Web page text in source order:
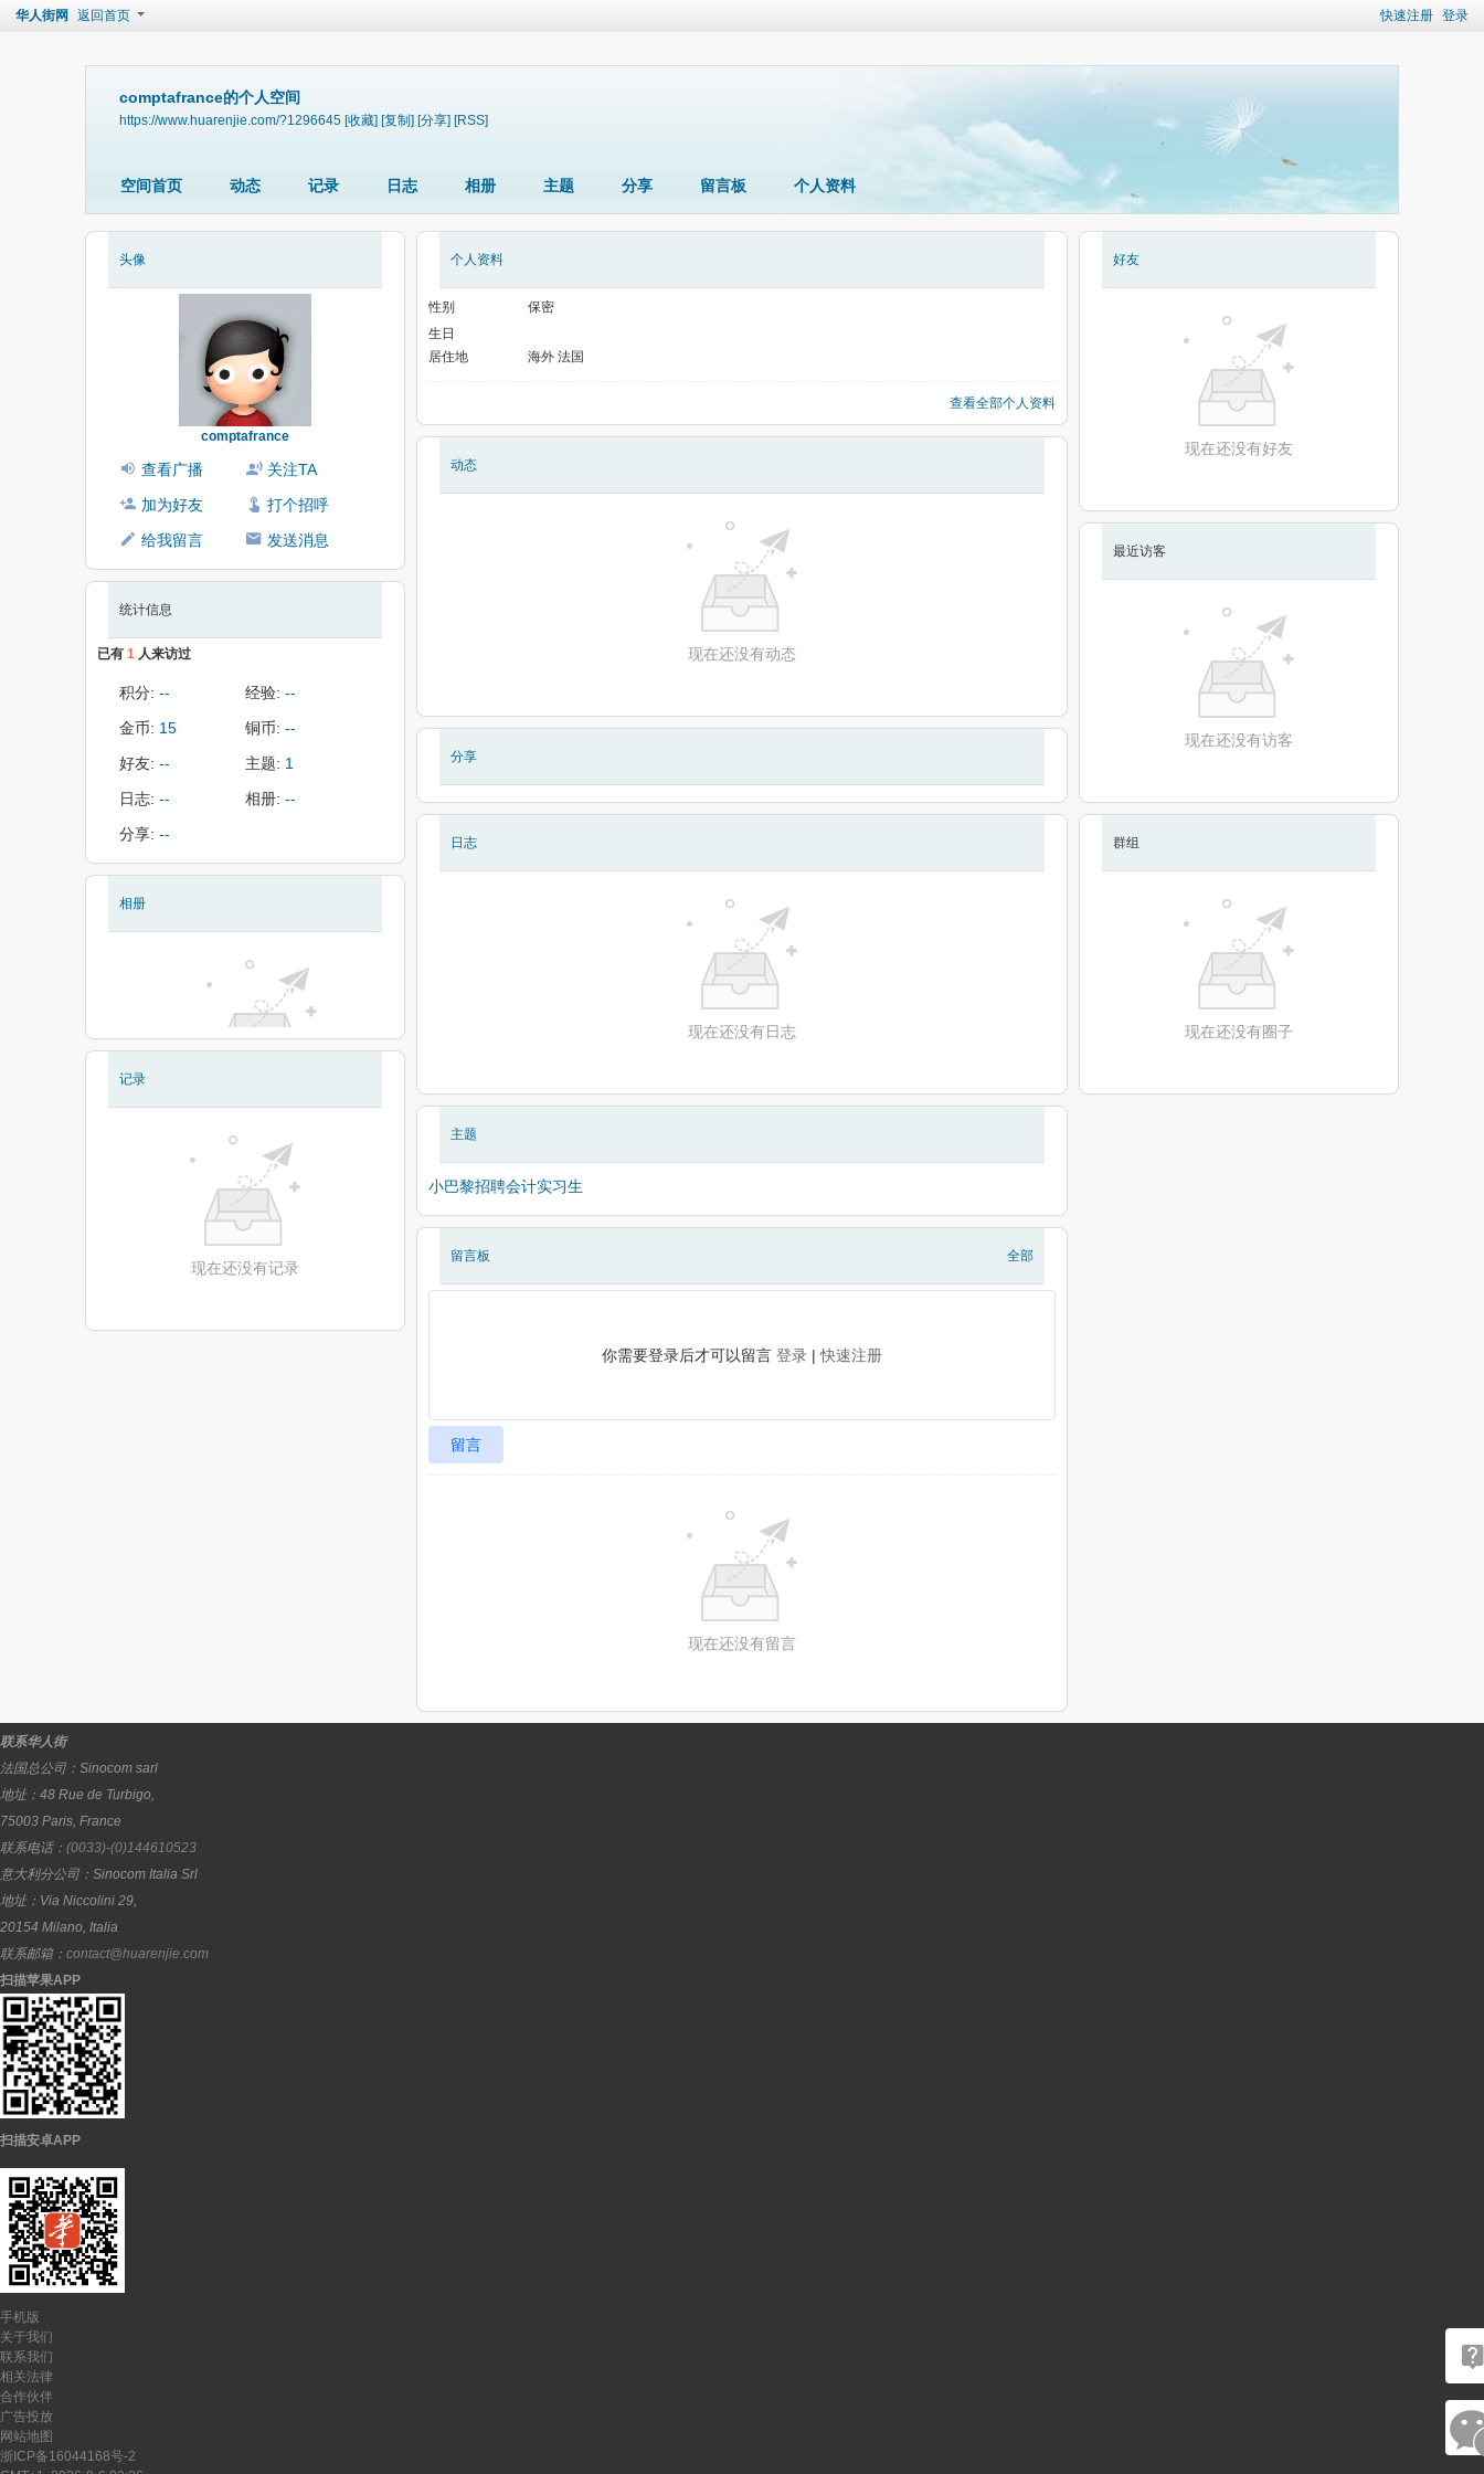
快速注册 登录
华人街网 返回首页
comptafrance的个人空间
https://www.huarenjie.com/?1296645 [收藏] [复制] [分享] [RSS]
空间首页 动态 记录 日志 相册 主题 分享 留言板 个人资料
头像
comptafrance
查看广播
关注TA
加为好友
打个招呼
给我留言
发送消息
统计信息
已有 1 人来访过
积分: -- 经验: --
金币: 15 铜币: --
好友: -- 主题: 1
日志: -- 相册: --
分享: --
相册
记录
现在还没有记录
个人资料
性别
保密
生日
居住地
海外 法国
查看全部个人资料
动态
现在还没有动态
分享
日志
现在还没有日志
主题
小巴黎招聘会计实习生
留言板 全部
你需要登录后才可以留言 登录 |快速注册
留言
现在还没有留言
好友
现在还没有好友
最近访客
现在还没有访客
群组
现在还没有圈子
联系华人街
法国总公司： Sinocom sarl
地址： 48 Rue de Turbigo,
75003 Paris, France
联系电话： (0033)-(0)144610523
意大利分公司： Sinocom Italia Srl
地址： Via Niccolini 29,
20154 Milano, Italia
联系邮箱： contact@huarenjie.com
扫描苹果APP
扫描安卓APP
手机版
关于我们
联系我们
相关法律
合作伙伴
广告投放
网站地图
浙ICP备16044168号-2